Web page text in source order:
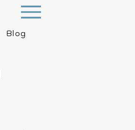
Menu
Blog